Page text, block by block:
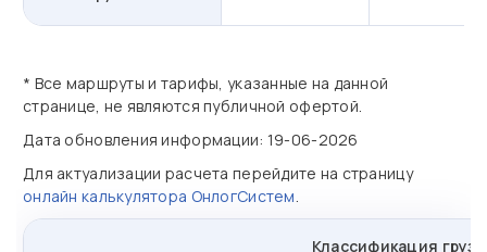
* Все маршруты и тарифы, указанные на данной
странице, не являются публичной офертой.
Дата обновления информации: 19-06-2026
Для актуализации расчета перейдите на страницу
онлайн калькулятора ОнлогСистем.
Классификация